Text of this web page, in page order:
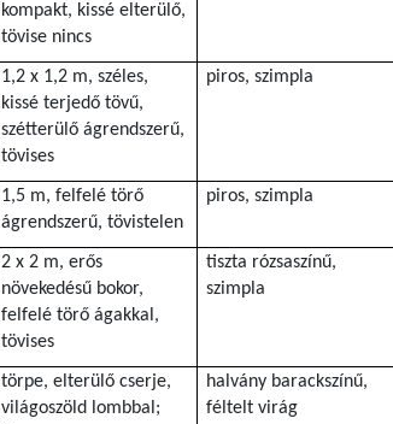
kompakt, kissé elterülő,
tövise nincs
1,2 x 1,2 m, széles,
kissé terjedő tövű,
szétterülő ágrendszerű,
tövises
piros, szimpla
1,5 m, felfelé törő
ágrendszerű, tövistelen
piros, szimpla
2 x 2 m, erős
növekedésű bokor,
felfelé törő ágakkal,
tövises
tiszta rózsaszínű,
szimpla
törpe, elterülő cserje,
világoszöld lombbal;
halvány barackszínű,
féltelt virág